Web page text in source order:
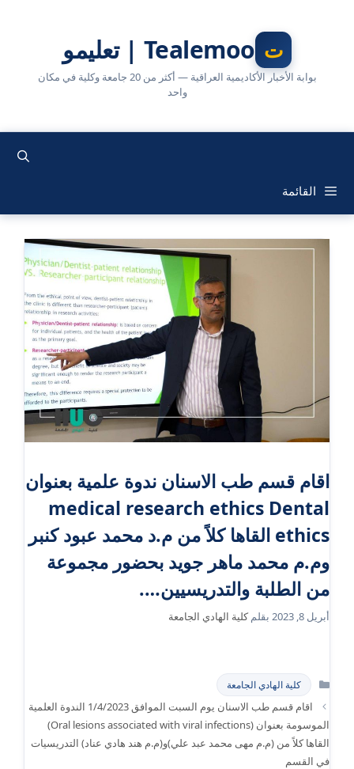
Tealemoo | تعليمو
بوابة الأخبار الأكاديمية العراقية — أكثر من 20 جامعة وكلية في مكان
واحد
القائمة
اقام قسم طب الاسنان ندوة علمية بعنوان
‏medical research ethics Dental
ethics القاها كلاً من م.د محمد عبود كنبر
وم.م محمد ماهر جويد بحضور مجموعة
من الطلبة والتدريسيين….
أبريل 8, 2023 بقلمكلية الهادي الجامعة
التصنيفات
كلية الهادي الجامعة
اقام قسم طب الاسنان يوم السبت الموافق 1/4/2023 الندوة العلمية
الموسومة بعنوان (Oral lesions associated with viral infections)
القاها كلاً من (م.م مهى محمد عبد علي)و(م.م هند هادي عناد) التدريسيات
في القسم